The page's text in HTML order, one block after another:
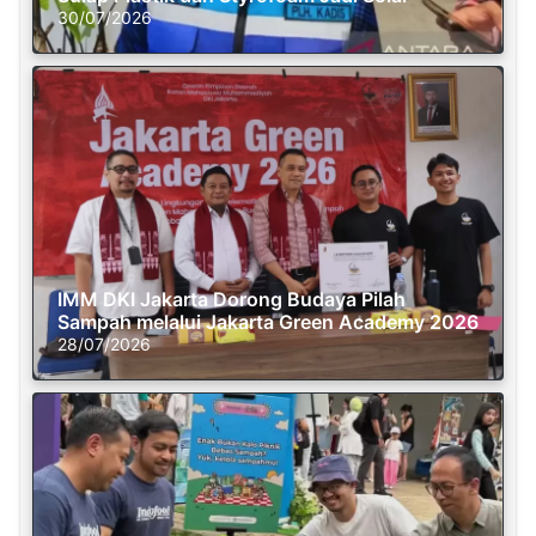
30/07/2026
IMM DKI Jakarta Dorong Budaya Pilah
Sampah melalui Jakarta Green Academy 2026
28/07/2026